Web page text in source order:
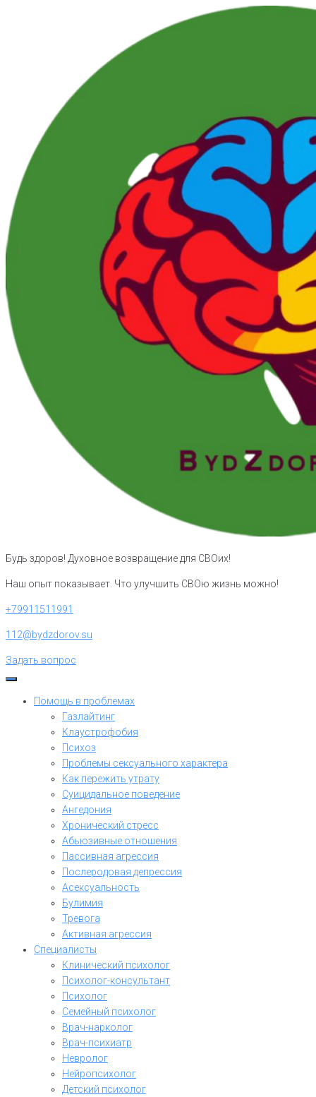
Будь здоров! Духовное возвращение для СВОих!
Наш опыт показывает. Что улучшить СВОю жизнь можно!
+79911511991
112@bydzdorov.su
Задать вопрос
Помощь в проблемах
Газлайтинг
Клаустрофобия
Психоз
Проблемы сексуального характера
Как пережить утрату
Суицидальное поведение
Ангедония
Хронический стресс
Абьюзивные отношения
Пассивная агрессия
Послеродовая депрессия
Асексуальность
Булимия
Тревога
Активная агрессия
Специалисты
Клинический психолог
Психолог-консультант
Психолог
Семейный психолог
Врач-нарколог
Врач-психиатр
Невролог
Нейропсихолог
Детский психолог